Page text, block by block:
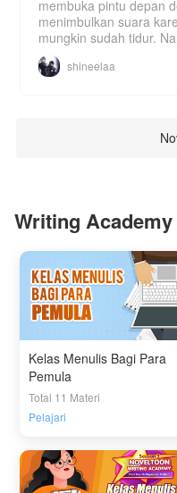
membuka pintu depan
menimbulkan suara
shineelaa
Writing Academy
Kelas Menulis Bagi Para
Pemula
Total 11 Materi
Pelajari